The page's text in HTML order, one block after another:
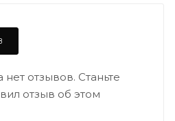
отзывов. Станьте
отзыв об этом